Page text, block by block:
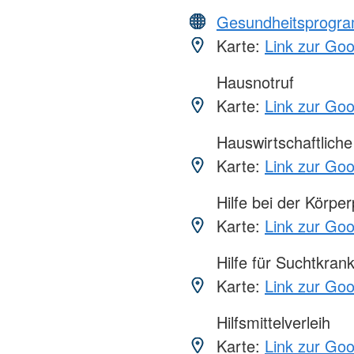
Karte: Link zur
Hausnotruf
Karte: Link zur
Karte: Link zur
Hilfe bei der
Karte: Link zur
Hilfe für
Karte: Link zur
Hilfsmittelverleih
Karte: Link zur